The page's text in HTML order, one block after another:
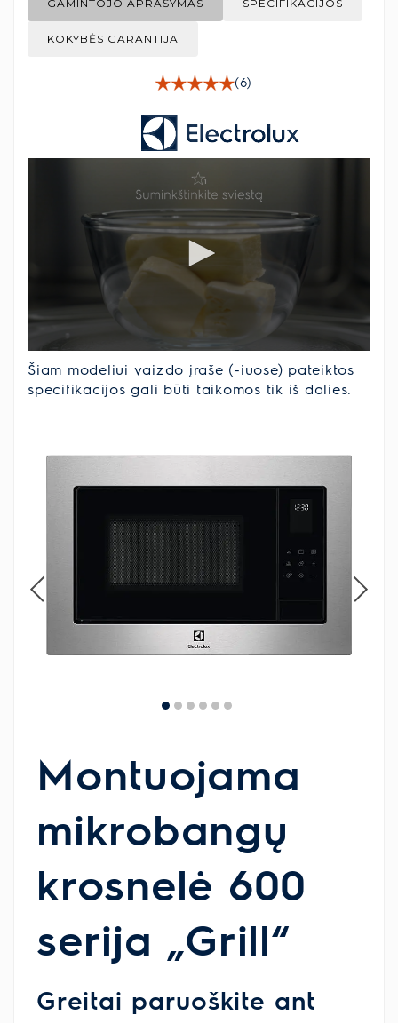
GAMINTOJO APRAŠYMAS SPECIFIKACIJOS
KOKYBĖS GARANTIJA
(6)
Šiam modeliui vaizdo įraše (-iuose) pateiktos
specifikacijos gali būti taikomos tik iš dalies.
Montuojama
mikrobangų
krosnelė 600
serija „Grill“
Greitai paruoškite ant